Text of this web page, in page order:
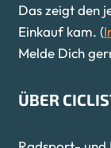
Das zeigt den
Einkauf kam. (
Melde Dich
ÜBER